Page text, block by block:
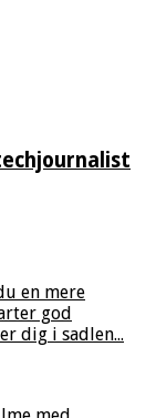
en mere
god
dig i sadlen...